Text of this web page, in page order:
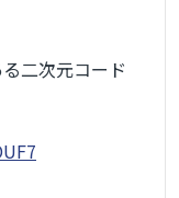
二次元コード